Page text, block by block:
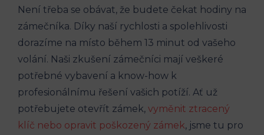
Není třeba se obávat, že budete čekat hodiny na
zámečníka. Díky naší rychlosti a spolehlivosti
dorazíme na místo během 13 minut od vašeho
volání. Naši zkušení zámečníci mají veškeré
potřebné vybavení a know-how k
profesionálnímu řešení vašich potíží. Ať už
potřebujete otevřít zámek, vyměnit ztracený
klíč nebo opravit poškozený zámek, jsme tu pro